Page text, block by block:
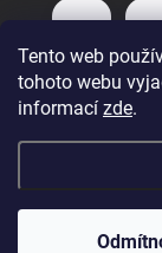
Tento web
tohoto webu
informací zde.
Copyright 2026